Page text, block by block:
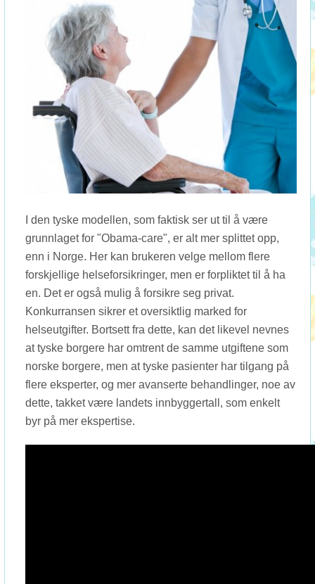
I den tyske modellen, som faktisk ser ut til å være
grunnlaget for "Obama-care", er alt mer splittet opp,
enn i Norge. Her kan brukeren velge mellom flere
forskjellige helseforsikringer, men er forpliktet til å ha
en. Det er også mulig å forsikre seg privat.
Konkurransen sikrer et oversiktlig marked for
helseutgifter. Bortsett fra dette, kan det likevel nevnes
at tyske borgere har omtrent de samme utgiftene som
norske borgere, men at tyske pasienter har tilgang på
flere eksperter, og mer avanserte behandlinger, noe av
dette, takket være landets innbyggertall, som enkelt
byr på mer ekspertise.